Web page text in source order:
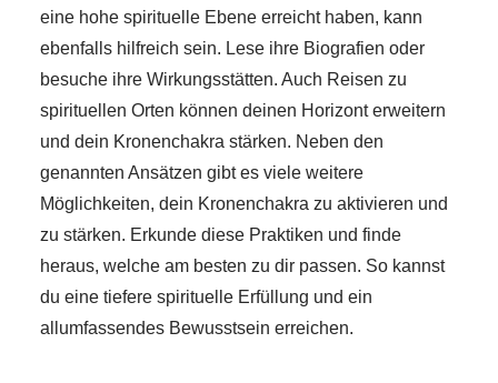
eine hohe spirituelle Ebene erreicht haben, kann
ebenfalls hilfreich sein. Lese ihre Biografien oder
besuche ihre Wirkungsstätten. Auch Reisen zu
spirituellen Orten können deinen Horizont erweitern
und dein Kronenchakra stärken. Neben den
genannten Ansätzen gibt es viele weitere
Möglichkeiten, dein Kronenchakra zu aktivieren und
zu stärken. Erkunde diese Praktiken und finde
heraus, welche am besten zu dir passen. So kannst
du eine tiefere spirituelle Erfüllung und ein
allumfassendes Bewusstsein erreichen.